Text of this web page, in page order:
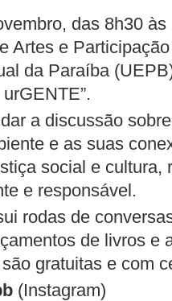
das 8h30
Artes e
da Paraíba
a discussão
e as suas
social e cultura,
e responsável.
rodas de
de livros e
gratuitas e com
(Instagram)